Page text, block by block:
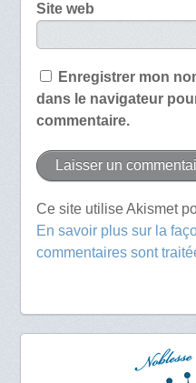
Site web
Enregistrer mon
dans le navigateur
commentaire.
Ce site utilise Akismet
En savoir plus sur la
commentaires sont